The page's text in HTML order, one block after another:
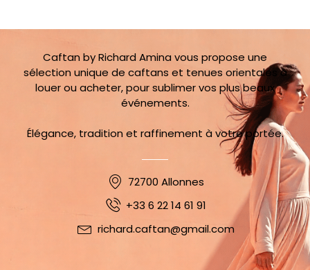
au
Caftan by Richard Amina vous propose une
sélection unique de caftans et tenues orientales à
louer ou acheter, pour sublimer vos plus beaux
événements.
Élégance, tradition et raffinement à votre portée.
72700 Allonnes
+33 6 22 14 61 91
richard.caftan@gmail.com